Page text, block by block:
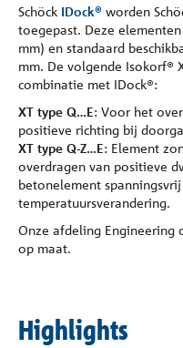
Schöck IDock® worden
toegepast. Deze
mm) en standaard
mm. De volgende Isokorf®
combinatie met IDock®:
XT type Q…E: Voor het
positieve richting bij
XT type Q-Z…E: Element
overdragen van positieve
betonelement
temperatuursverandering.
Onze afdeling Engineering
op maat.
Highlights